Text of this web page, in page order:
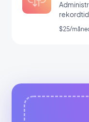
rekordtid
$25/